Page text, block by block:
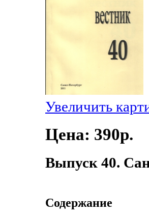
Увеличить
Цена: 390p.
Выпуск 40.
Содержание